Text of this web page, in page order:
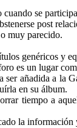
se
post
muy parecido.
genéricos y
es un lugar
añadida a
en su álbum.
tiempo a
la información